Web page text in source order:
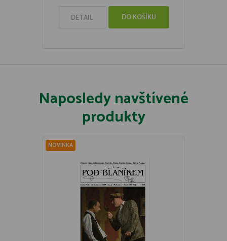
DETAIL DO KOŠÍKU
Naposledy navštívené
produkty
NOVINKA